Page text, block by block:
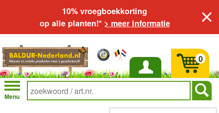
10% vroegboekkorting
op alle planten!* > meer informatie
Inloggen
Menu
0